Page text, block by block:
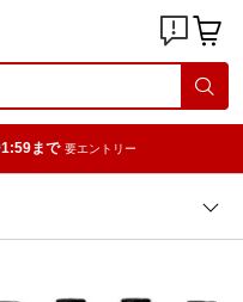
まで 要エントリー